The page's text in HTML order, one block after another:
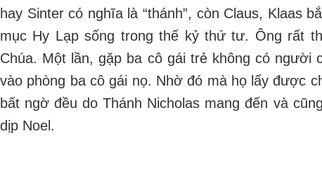
hay Sinter có nghĩa là “thánh”, còn Claus, Klaas
mục Hy Lạp sống trong thế kỷ thứ tư. Ông rất
Chúa. Một lần, gặp ba cô gái trẻ không có người
vào phòng ba cô gái nọ. Nhờ đó mà họ lấy được
bất ngờ đều do Thánh Nicholas mang đến và
dịp Noel.